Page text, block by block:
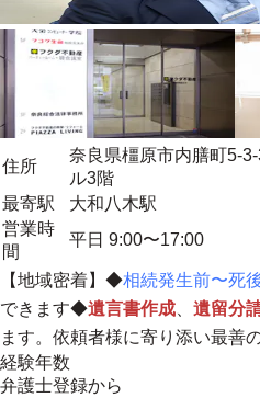
住所
奈良県橿原市内膳町5-
ル3階
最寄駅
大和八木駅
営業時
間
平日 9:00〜17:00
【地域密着】◆相続発生前〜死
できます◆遺言書作成 遺留分
ます。 依頼者様に寄り添い最善
経験年数
弁護士登録から